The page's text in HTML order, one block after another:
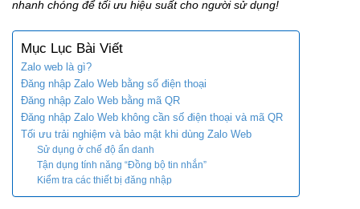
nhanh chóng để tối ưu hiệu suất cho người sử dụng!
Mục Lục Bài Viết
Zalo web là gì?
Đăng nhập Zalo Web bằng số điện thoại
Đăng nhập Zalo Web bằng mã QR
Đăng nhập Zalo Web không cần số điện thoại và mã QR
Tối ưu trải nghiệm và bảo mật khi dùng Zalo Web
Sử dụng ở chế độ ẩn danh
Tận dụng tính năng “Đồng bộ tin nhắn”
Kiểm tra các thiết bị đăng nhập